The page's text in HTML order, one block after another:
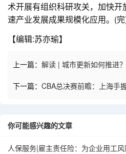
术开展有组织科研攻关，加快
速产业发展成果规模化应用。(
【编辑:苏亦瑜】
上一篇： 解读 | 城市更新如何推进
下一篇： CBA总决赛前瞻：上海手
你可能感兴趣的文章
人保服务|雇主责任险：为企业用工